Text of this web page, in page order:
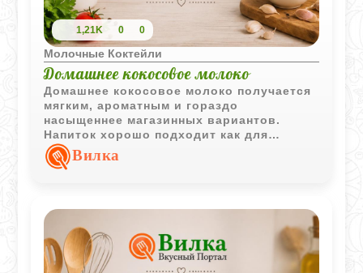
1,21K 0 0
Молочные Коктейли
Домашнее кокосовое молоко
Домашнее кокосовое молоко получается
мягким, ароматным и гораздо
насыщеннее магазинных вариантов.
Напиток хорошо подходит как для
десертов и выпечки, так и для подачи в
охлаждённом виде.
Вилка